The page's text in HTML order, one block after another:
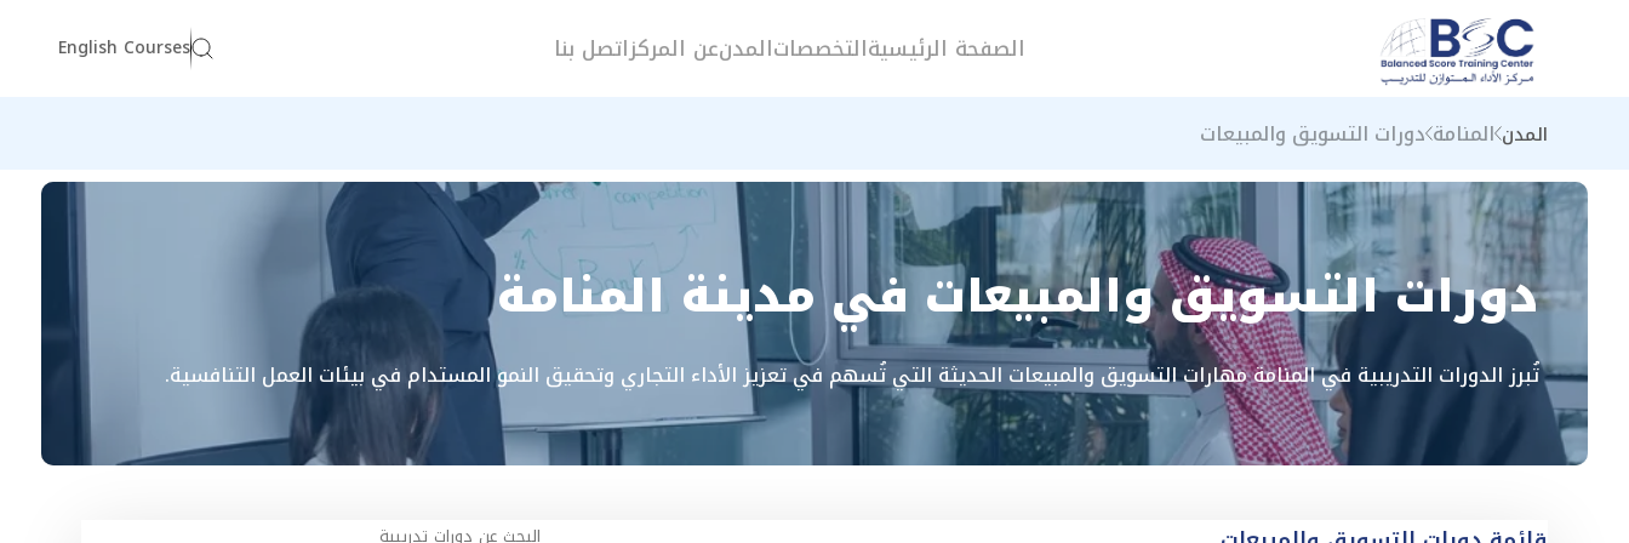
الصفحة الرئيسيةالتخصصاتالمدنعن المركزاتصل بنا English Courses
المدن المنامة دورات التسويق والمبيعات
دورات التسويق والمبيعات في مدينة المنامة
تُبرز الدورات التدريبية في المنامة مهارات التسويق والمبيعات الحديثة التي تُسهم في تعزيز الأداء التجاري وتحقيق النمو المستدام في بيئات العمل التنافسية.